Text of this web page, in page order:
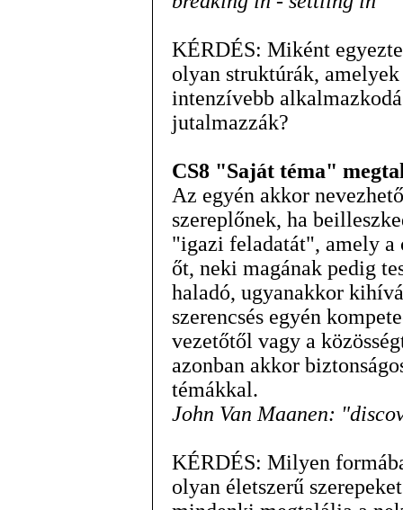
KÉRDÉS: Miként
olyan struktúrák,
intenzívebb
jutalmazzák?
CS8 "Saját téma"
Az egyén akkor
szereplőnek, ha
"igazi feladatát", amely a
őt, neki magának pedig
haladó, ugyanakkor
szerencsés egyén
vezetőtől vagy a
azonban akkor
témákkal.
John Van Maanen:
KÉRDÉS: Milyen
olyan életszerű